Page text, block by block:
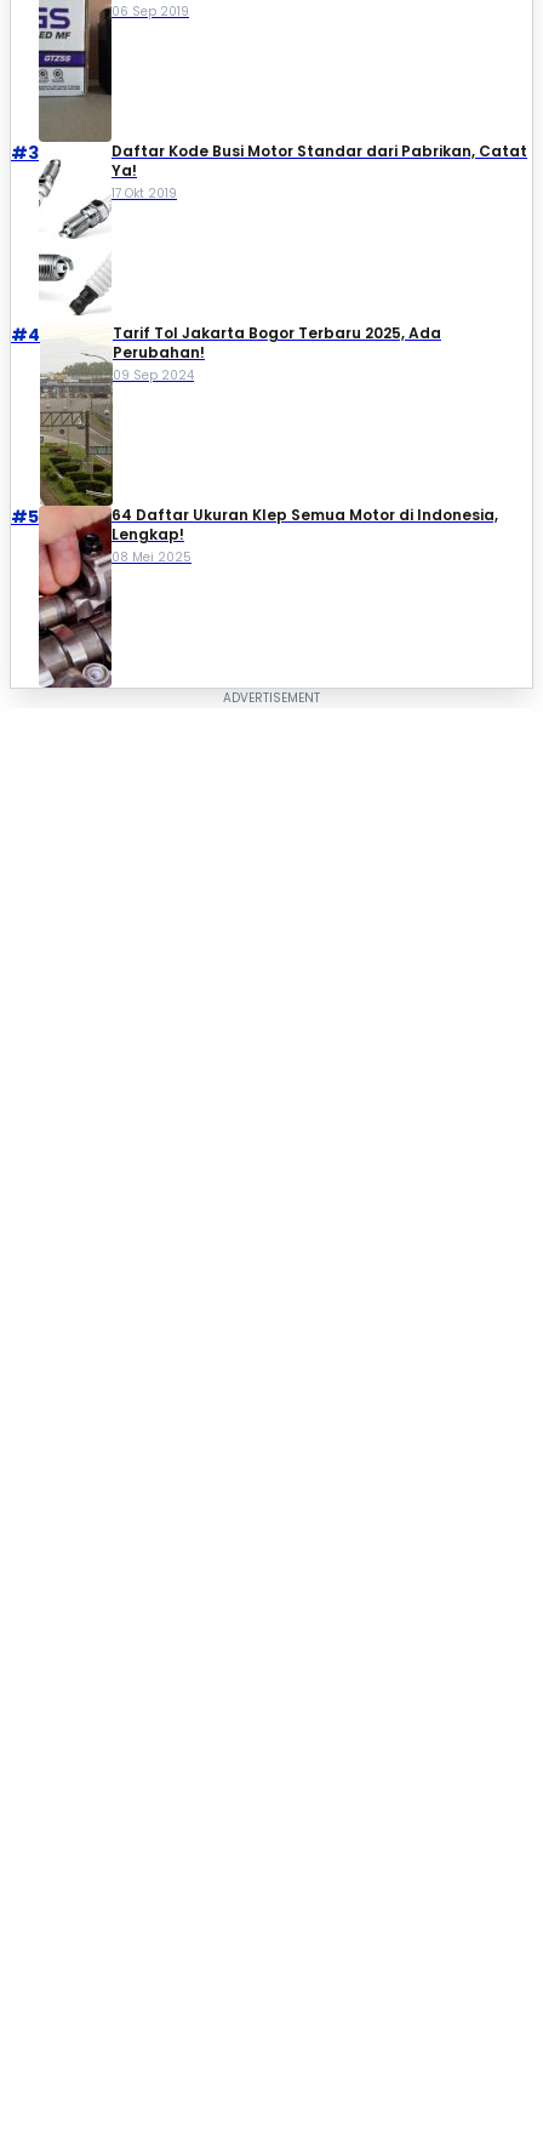
06 Sep 2019
#3
Daftar Kode Busi Motor Standar dari Pabrikan, Catat
Ya!
17 Okt 2019
#4
Tarif Tol Jakarta Bogor Terbaru 2025, Ada
Perubahan!
09 Sep 2024
#5
64 Daftar Ukuran Klep Semua Motor di Indonesia,
Lengkap!
08 Mei 2025